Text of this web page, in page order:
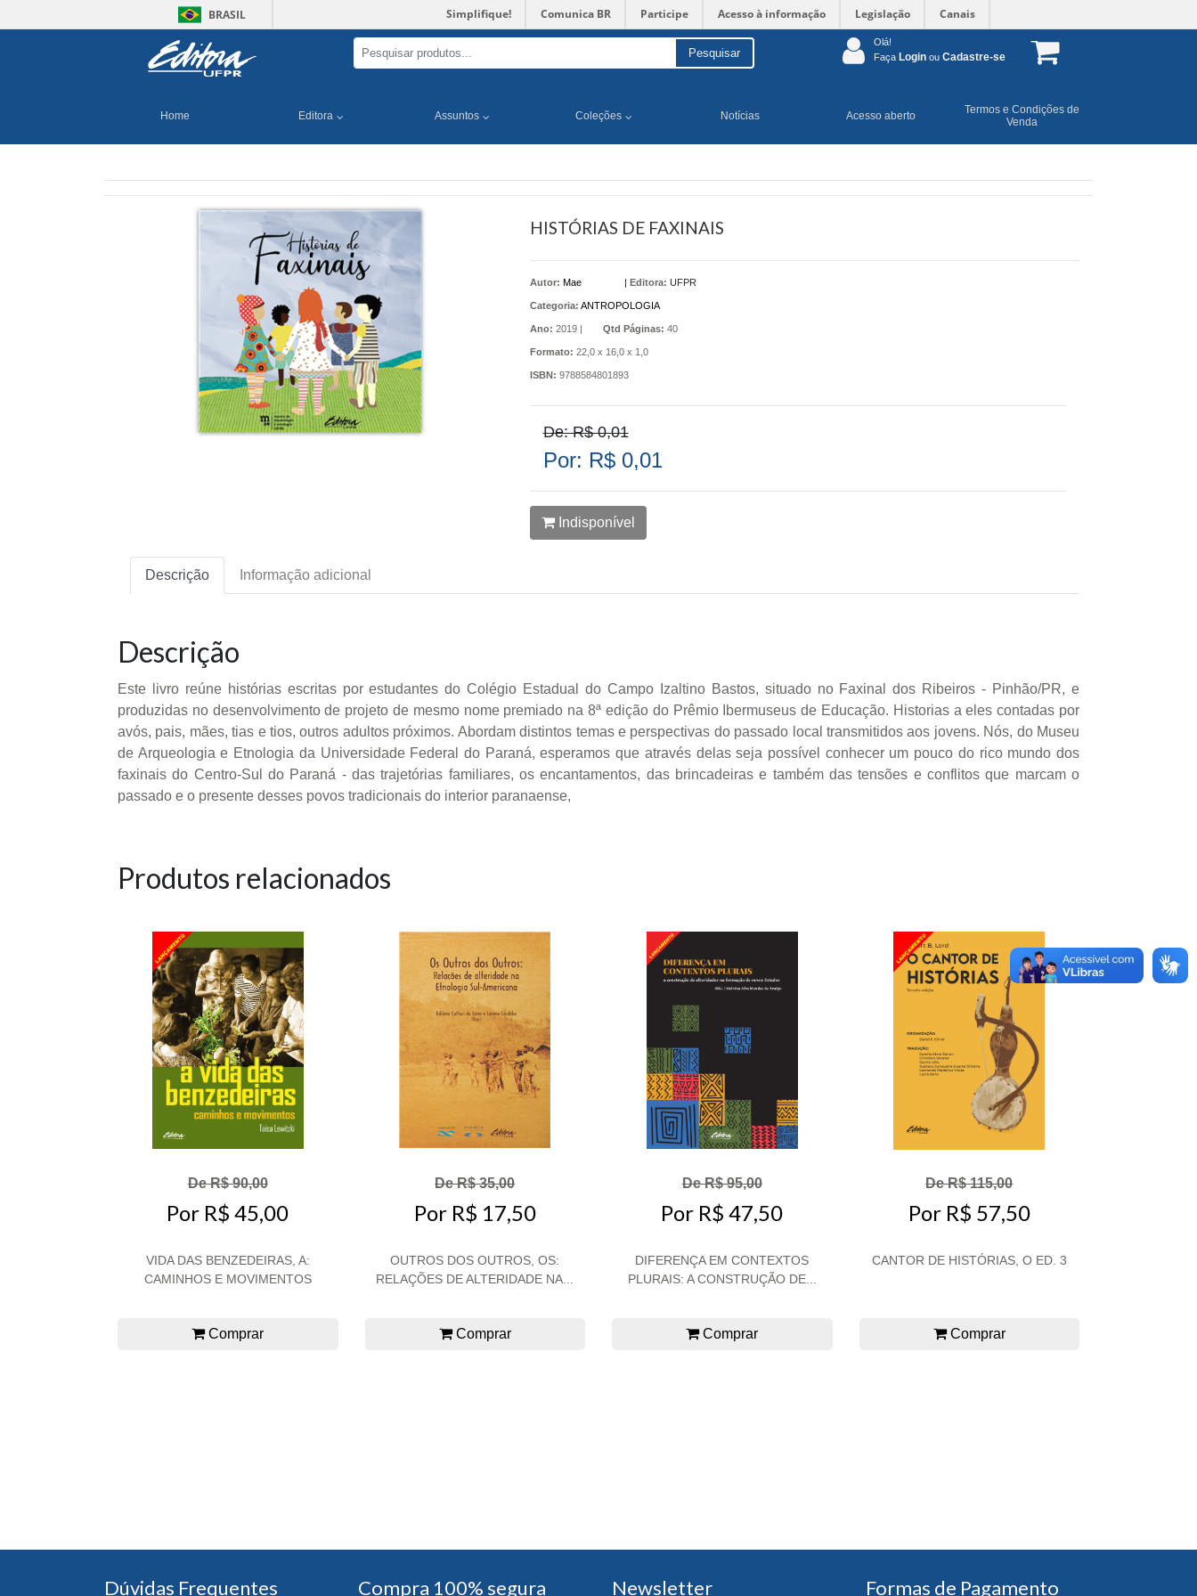
BRASIL Simplifique! Comunica BR Participe Acesso à informação Legislação Canais
Pesquisar
Olá!
Faça Login ou Cadastre-se
Home Editora Assuntos Coleções Notícias Acesso aberto
Termos e Condições de
Venda
HISTÓRIAS DE FAXINAIS
Autor: Mae | Editora: UFPR
Categoria: ANTROPOLOGIA
Ano: 2019 | Qtd Páginas: 40
Formato: 22,0 x 16,0 x 1,0
ISBN: 9788584801893
De: R$ 0,01
Por: R$ 0,01
Indisponível
Descrição Informação adicional
Descrição
Este livro reúne histórias escritas por estudantes do Colégio Estadual do Campo Izaltino Bastos, situado no Faxinal dos Ribeiros - Pinhão/PR, e
produzidas no desenvolvimento de projeto de mesmo nome premiado na 8ª edição do Prêmio Ibermuseus de Educação. Historias a eles contadas por
avós, pais, mães, tias e tios, outros adultos próximos. Abordam distintos temas e perspectivas do passado local transmitidos aos jovens. Nós, do Museu
de Arqueologia e Etnologia da Universidade Federal do Paraná, esperamos que através delas seja possível conhecer um pouco do rico mundo dos
faxinais do Centro-Sul do Paraná - das trajetórias familiares, os encantamentos, das brincadeiras e também das tensões e conflitos que marcam o
passado e o presente desses povos tradicionais do interior paranaense,
Produtos relacionados
De R$ 90,00
Por R$ 45,00
VIDA DAS BENZEDEIRAS, A:
CAMINHOS E MOVIMENTOS
Comprar
De R$ 35,00
Por R$ 17,50
OUTROS DOS OUTROS, OS:
RELAÇÕES DE ALTERIDADE NA...
Comprar
De R$ 95,00
Por R$ 47,50
DIFERENÇA EM CONTEXTOS
PLURAIS: A CONSTRUÇÃO DE...
Comprar
De R$ 115,00
Por R$ 57,50
CANTOR DE HISTÓRIAS, O ED. 3
Comprar
Dúvidas Frequentes Compra 100% segura Newsletter Formas de Pagamento